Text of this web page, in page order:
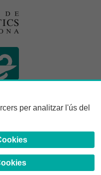
de Barcelona | C.
per analitzar l'ús del